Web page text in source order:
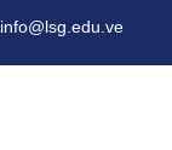
info@lsg.edu.ve